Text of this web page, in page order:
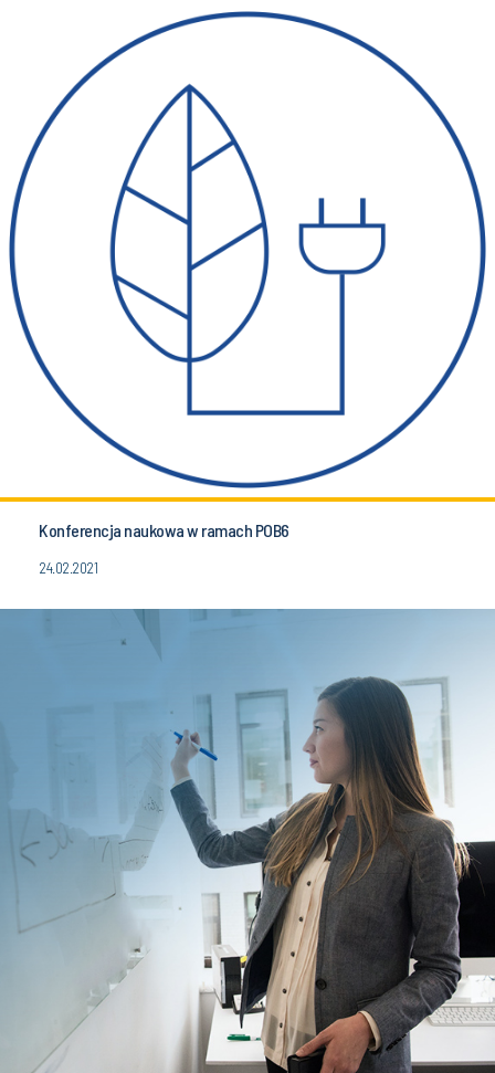
Konferencja naukowa w ramach POB6
24.02.2021